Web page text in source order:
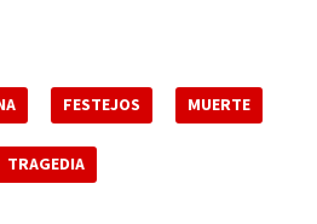
FESTEJOS MUERTE
TRAGEDIA